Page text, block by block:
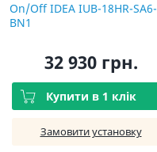
On/Off IDEA IUB-18HR-SA6-
BN1
32 930 грн.
Купити в 1 клік
Замовити установку